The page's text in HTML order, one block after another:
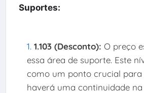
Suportes:
1.103 (Desconto): O preço
essa área de suporte. Este
como um ponto crucial para
haverá uma continuidade